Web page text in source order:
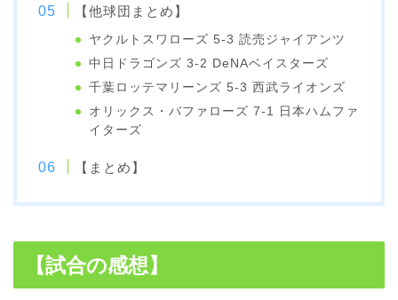
【他球団まとめ】
ヤクルトスワローズ 5-3 読売ジャイアンツ
中日ドラゴンズ 3-2 DeNAベイスターズ
千葉ロッテマリーンズ 5-3 西武ライオンズ
オリックス・バファローズ 7-1 日本ハムファ
イターズ
【まとめ】
【試合の感想】